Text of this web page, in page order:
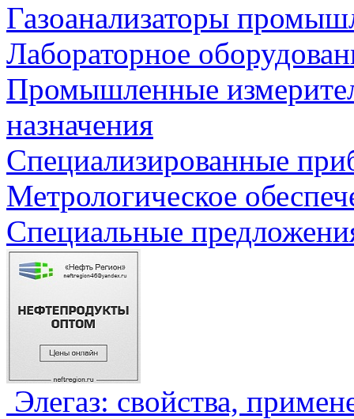
Газоанализаторы
Лабораторное
Промышленные
назначения
Специализированные
Метрологическое
Специальные
Элегаз: свойства,